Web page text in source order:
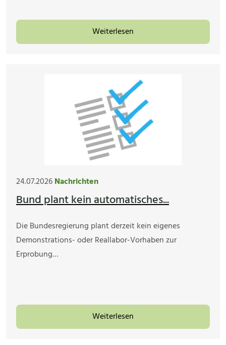
Weiterlesen
24.07.2026Nachrichten
Bund plant kein automatisches...
Die Bundesregierung plant derzeit kein eigenes
Demonstrations- oder Reallabor-Vorhaben zur
Erprobung…
Weiterlesen